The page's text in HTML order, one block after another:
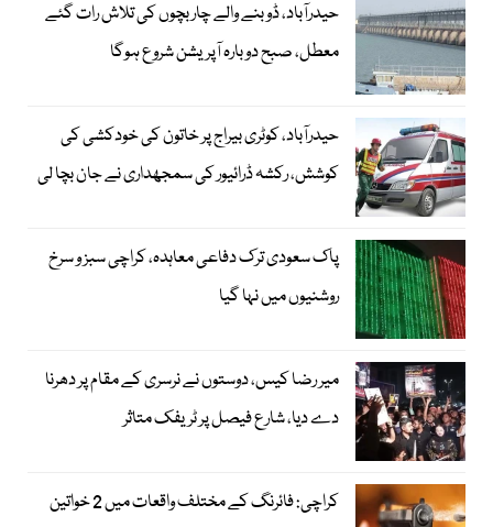
حیدرآباد، ڈوبنے والے چار بچوں کی تلاش رات گئے
معطل، صبح دوبارہ آپریشن شروع ہوگا
حیدرآباد، کوٹری بیراج پر خاتون کی خودکشی کی
کوشش، رکشہ ڈرائیور کی سمجھداری نے جان بچا لی
پاک سعودی ترک دفاعی معاہدہ، کراچی سبز و سرخ
روشنیوں میں نہا گیا
میر رضا کیس، دوستوں نے نرسری کے مقام پر دھرنا
دے دیا، شارع فیصل پر ٹریفک متاثر
کراچی: فائرنگ کے مختلف واقعات میں 2 خواتین